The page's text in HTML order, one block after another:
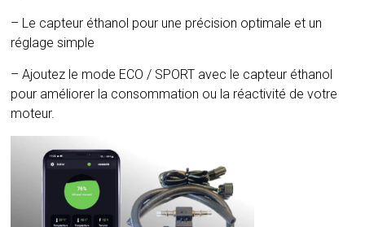
– Le capteur éthanol pour une précision optimale et un
réglage simple
– Ajoutez le mode ECO / SPORT avec le capteur éthanol
pour améliorer la consommation ou la réactivité de votre
moteur.